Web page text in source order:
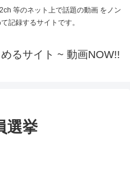
等のネット上で話題の動画 をノン
記録するサイトです。
るサイト ~ 動画NOW!!
選挙